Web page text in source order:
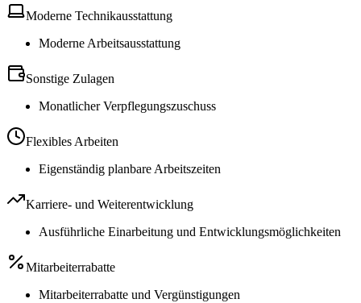
Moderne Technikausstattung
Moderne Arbeitsausstattung
Sonstige Zulagen
Monatlicher Verpflegungszuschuss
Flexibles Arbeiten
Eigenständig planbare Arbeitszeiten
Karriere- und Weiterentwicklung
Ausführliche Einarbeitung und Entwicklungsmöglichkeiten
Mitarbeiterrabatte
Mitarbeiterrabatte und Vergünstigungen